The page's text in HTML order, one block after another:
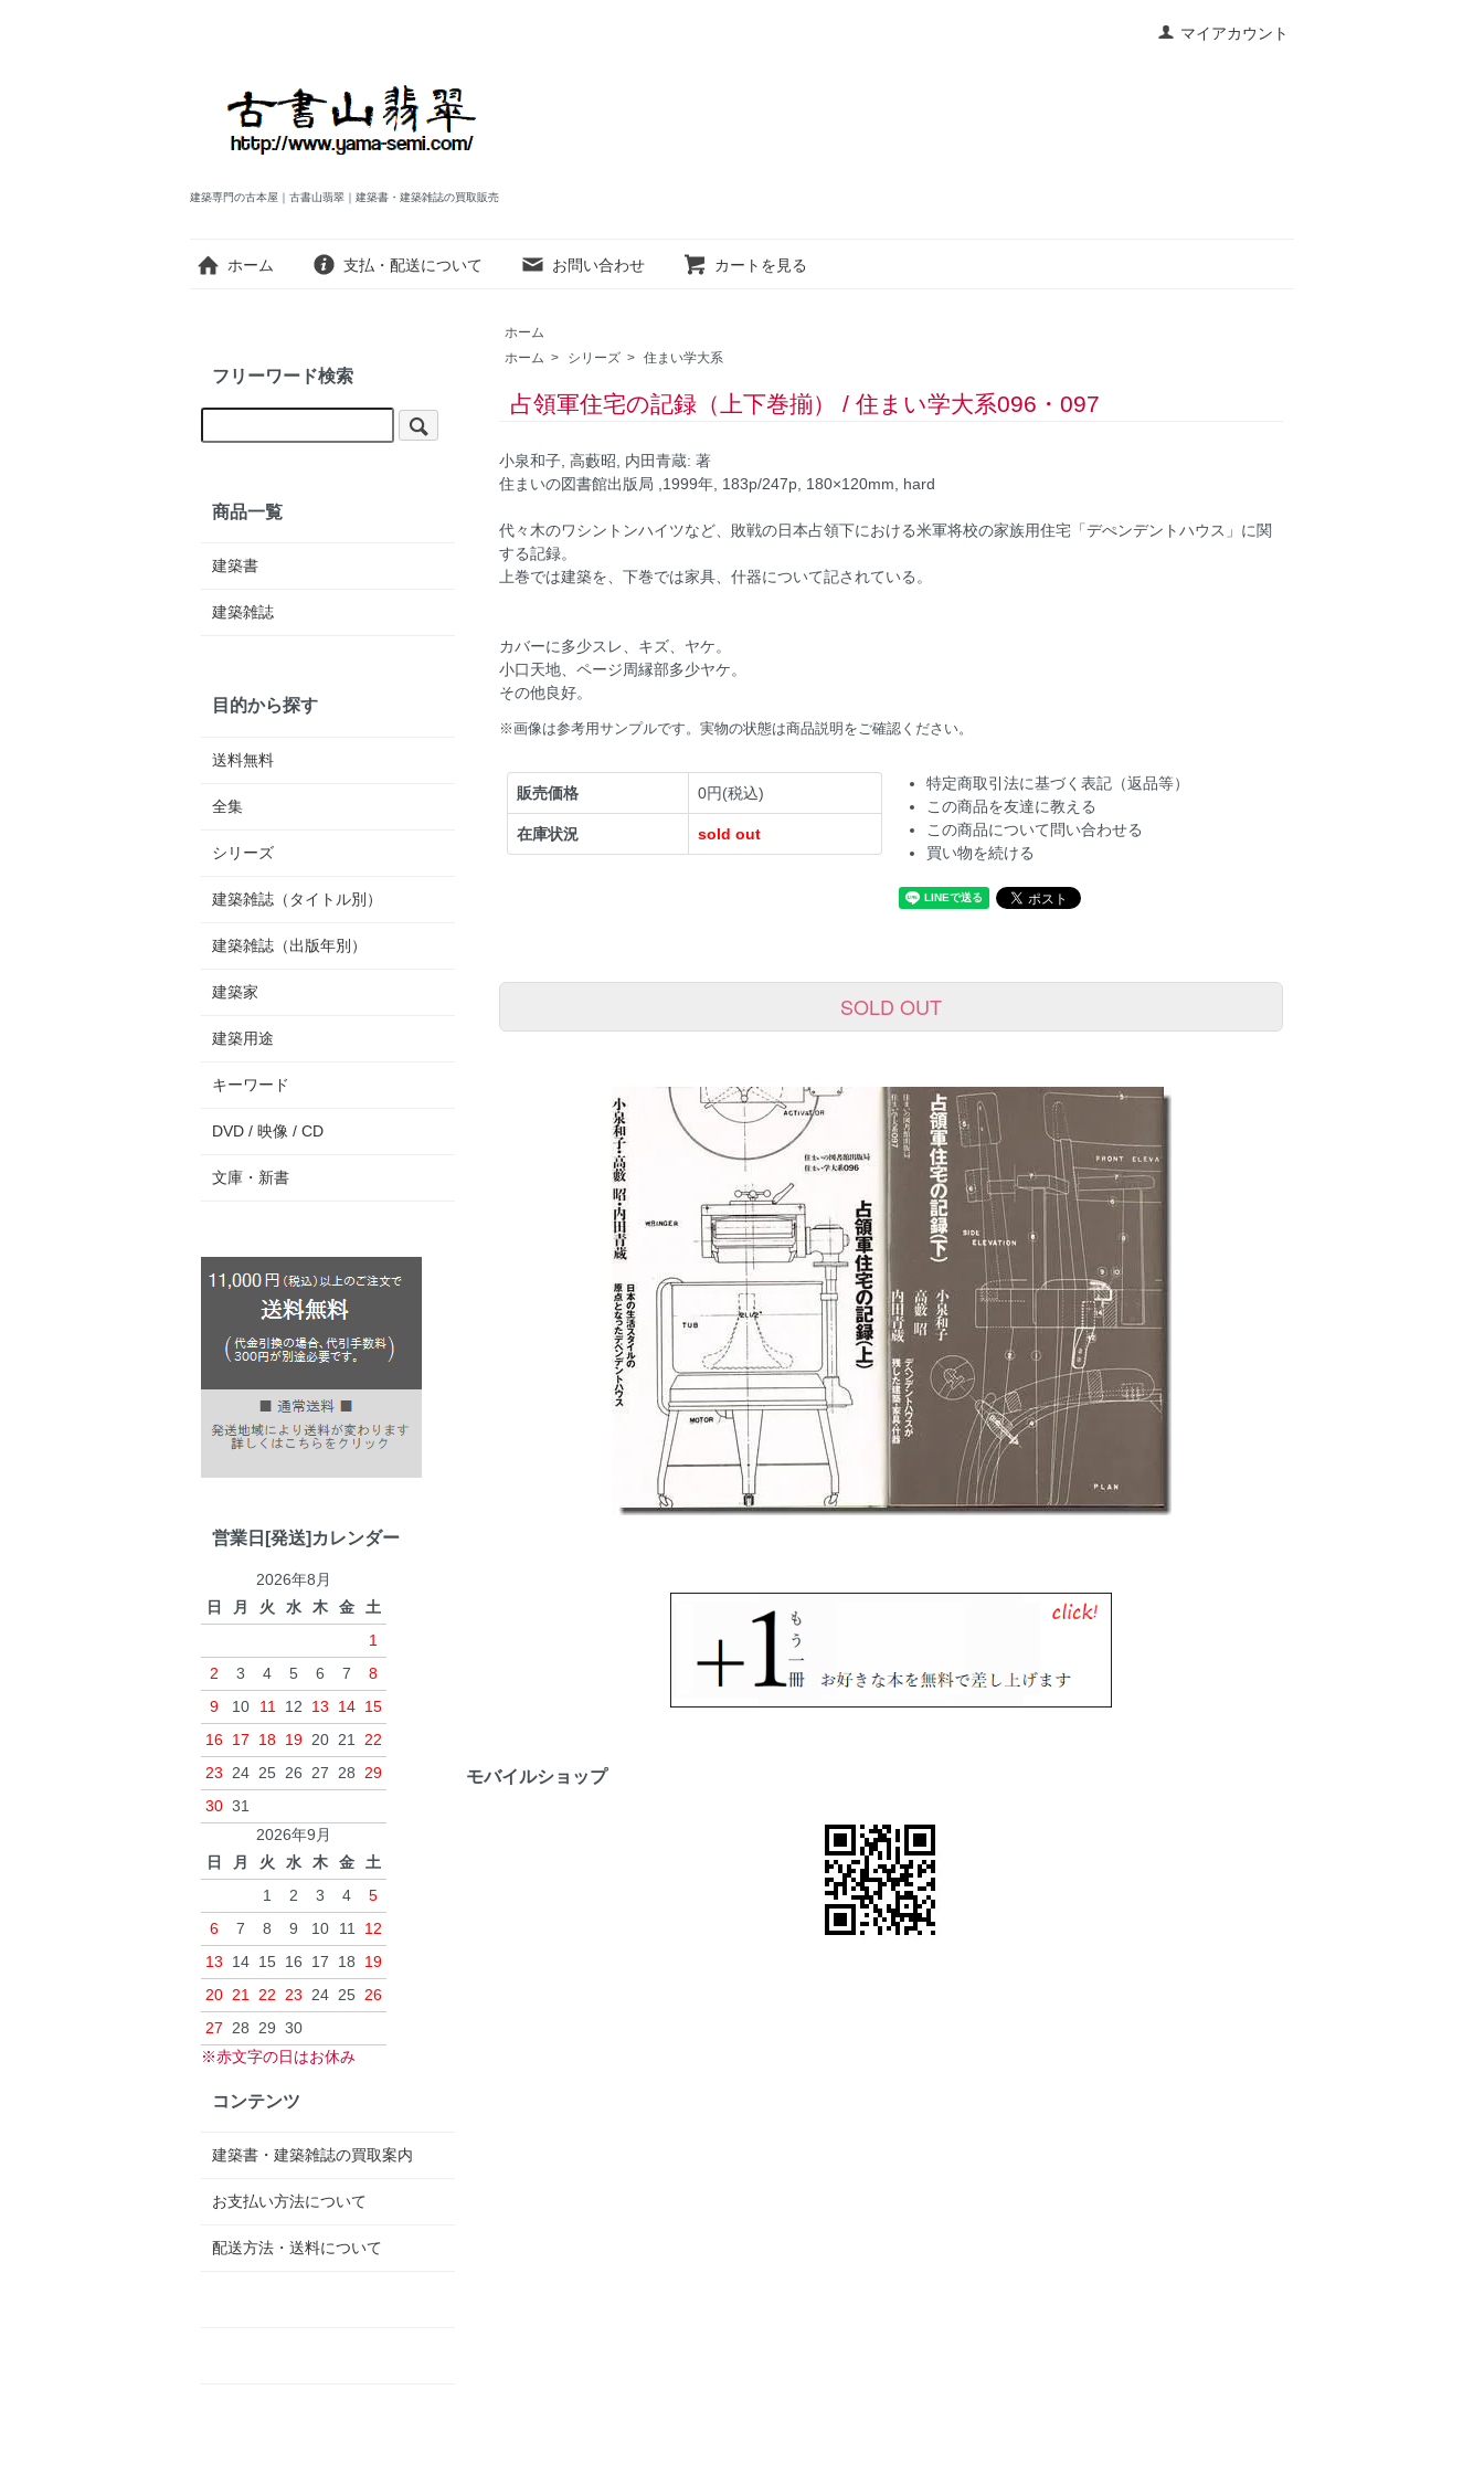
マイアカウント
建築専門の古本屋｜古書山翡翠｜建築書・建築雑誌の買取販売
ホーム 支払・配送について お問い合わせ カートを見る
ホーム
ホーム > シリーズ > 住まい学大系
占領軍住宅の記録（上下巻揃） / 住まい学大系096・097
小泉和子, 高藪昭, 内田青蔵: 著
住まいの図書館出版局 ,1999年, 183p/247p, 180×120mm, hard
代々木のワシントンハイツなど、敗戦の日本占領下における米軍将校の家族用住宅「デぺンデントハウス」に関
する記録。
上巻では建築を、下巻では家具、什器について記されている。
カバーに多少スレ、キズ、ヤケ。
小口天地、ページ周縁部多少ヤケ。
その他良好。
※画像は参考用サンプルです。実物の状態は商品説明をご確認ください。
販売価格 0円(税込)
在庫状況 sold out
特定商取引法に基づく表記（返品等）
この商品を友達に教える
この商品について問い合わせる
買い物を続ける
SOLD OUT
フリーワード検索
商品一覧
建築書
建築雑誌
目的から探す
送料無料
全集
シリーズ
建築雑誌（タイトル別）
建築雑誌（出版年別）
建築家
建築用途
キーワード
DVD / 映像 / CD
文庫・新書
営業日[発送]カレンダー
2026年8月
日
月 火 水 木 金
土
1
2
3 4 5 6 7
8
9
10 11 12 13 14 15
16 17 18 19 20 21 22
23 24 25 26 27 28 29
30 31
2026年9月
日
月 火 水 木 金
土
1
2 3 4
5
6
7 8 9 10 11
12
13
14 15 16 17 18
19
20 21 22 23 24 25 26
27 28 29 30
※赤文字の日はお休み
コンテンツ
建築書・建築雑誌の買取案内
お支払い方法について
配送方法・送料について
モバイルショップ